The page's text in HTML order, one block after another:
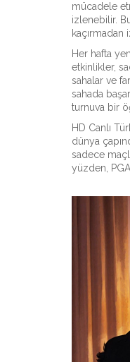
mücadele
izlenebilir.
kaçırmadan
Her hafta
etkinlikler,
sahalar ve
sahada
turnuva bir
HD Canlı
dünya
sadece
yüzden,